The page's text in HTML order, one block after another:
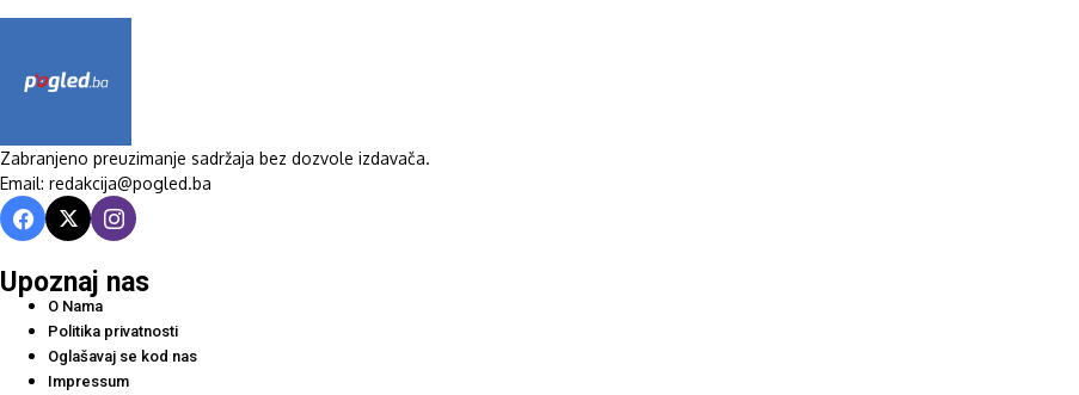
Zabranjeno preuzimanje sadržaja bez dozvole izdavača.
Email: redakcija@pogled.ba
Upoznaj nas
O Nama
Politika privatnosti
Oglašavaj se kod nas
Impressum